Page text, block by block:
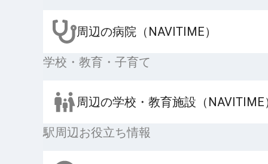
周辺の病院（NAVITIME）
学校・教育・子育て
周辺の学校・教育施設（NAVITIME
駅周辺お役立ち情報